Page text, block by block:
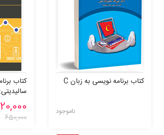
کتاب برنامه نویسی به زبان C
ناموجود
کتاب
گام به
کاربردی
650,000